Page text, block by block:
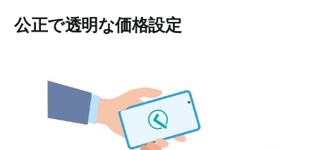
公正で透明な価格設定